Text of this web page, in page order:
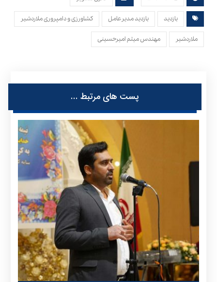
بازدید بازدید مدیرعامل کشاورزی و دامپروری ملاردشیر
ملاردشیر مهندس میثم امیرحسینی
پست های مرتبط ...